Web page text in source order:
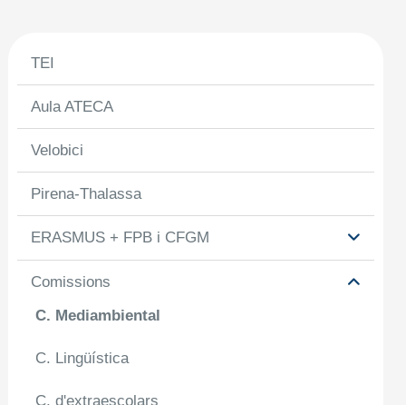
TEI
Aula ATECA
Velobici
Pirena-Thalassa
ERASMUS + FPB i CFGM
Comissions
C. Mediambiental
C. Lingüística
C. d'extraescolars